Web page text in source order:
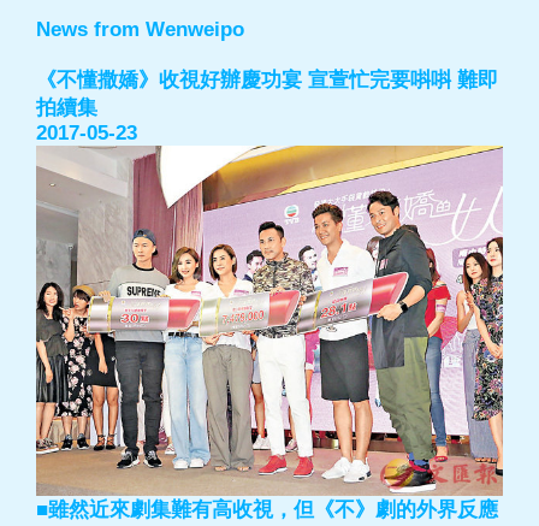
News from Wenweipo
《不懂撒嬌》收視好辦慶功宴 宣萱忙完要唞唞 難即
拍續集
2017-05-23
■雖然近來劇集難有高收視，但《不》劇的外界反應